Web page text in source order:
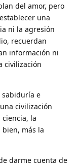
del amor, pero
una
ni la agresión
recuerdan
información ni
civilización
sabiduría e
civilización
ciencia, la
más la
darme cuenta de